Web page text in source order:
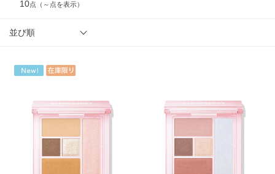
10点 （～点を表示）
並び順